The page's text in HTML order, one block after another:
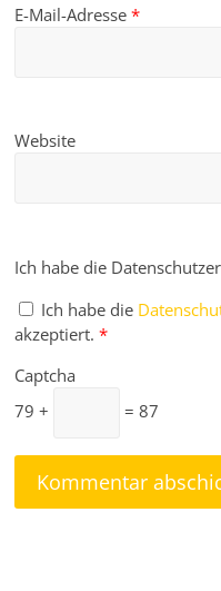
E-Mail-Adresse*
Website
Ich habe die
Ich habe die
akzeptiert. *
Captcha
79 +
= 87